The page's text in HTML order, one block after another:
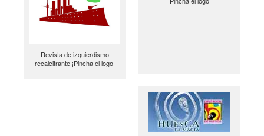
Revista de izquierdismo
recalcitrante ¡Pincha el logo!